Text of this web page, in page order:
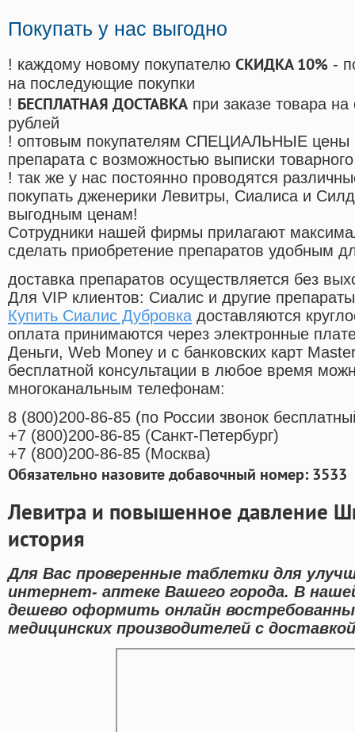
Покупать у нас выгодно
! каждому новому покупателю СКИДКА 10% -
на последующие покупки
! БЕСПЛАТНАЯ ДОСТАВКА при заказе товара
рублей
! оптовым покупателям СПЕЦИАЛЬНЫЕ цены
препарата с возможностью выписки
! так же у нас постоянно проводятся
покупать дженерики Левитры, Сиалиса и
выгодным ценам!
Cотрудники нашей фирмы прилагают
сделать приобретение препаратов удобным
доставка препаратов осуществляется без
Для VIP клиентов: Сиалис и другие
Купить Сиалис Дубровка доставляются
оплата принимаются через электронные
Деньги, Web Money и с банковских карт
бесплатной консультации в любое время
многоканальным телефонам:
8 (800)200-86-85 (по России звонок
+7 (800)200-86-85 (Санкт-Петербург)
+7 (800)200-86-85 (Москва)
Обязательно назовите добавочный номер: 3533
Левитра и повышенное давление
история
Для Вас проверенные таблетки для
интернет- аптеке Вашего города. В
дешево оформить онлайн
медицинских производителей с